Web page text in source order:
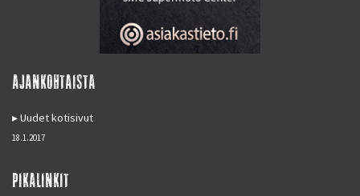
AJANKOHTAISTA
Uudet kotisivut
18.1.2017
PIKALINKIT